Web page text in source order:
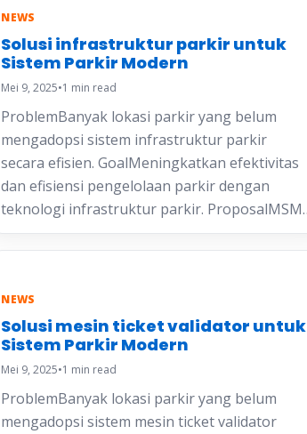
NEWS
Solusi infrastruktur parkir untuk
Sistem Parkir Modern
Mei 9, 2025•1 min read
ProblemBanyak lokasi parkir yang belum
mengadopsi sistem infrastruktur parkir
secara efisien. GoalMeningkatkan efektivitas
dan efisiensi pengelolaan parkir dengan
teknologi infrastruktur parkir.
NEWS
Solusi mesin ticket validator untuk
Sistem Parkir Modern
Mei 9, 2025•1 min read
ProblemBanyak lokasi parkir yang belum
mengadopsi sistem mesin ticket validator